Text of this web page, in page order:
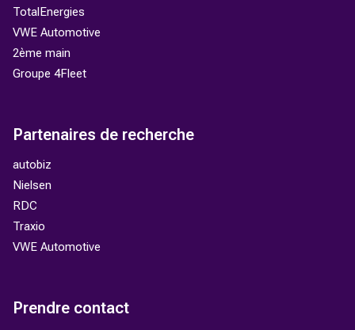
TotalEnergies
VWE Automotive
2ème main
Groupe 4Fleet
Partenaires de recherche
autobiz
Nielsen
RDC
Traxio
VWE Automotive
Prendre contact